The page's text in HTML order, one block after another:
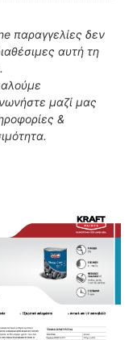
παραγγελίες δεν
αυτή τη
μαζί μας
&